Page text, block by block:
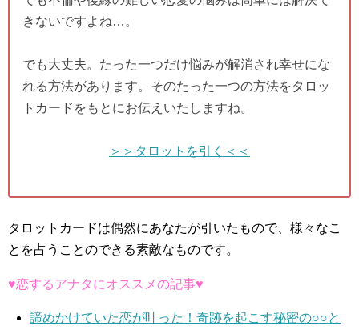
きないですよね…。
でも大丈夫。たった一つだけ悩みが解消され幸せにな
れる方法があります。そのたった一つの方法をタロッ
トカードをもとにお伝えいたしますね。
＞＞タロットを引く＜＜
タロットカードは偶然にあなたが引いたもので、様々なこ
とを占うことのできる素敵なものです。
♥恋するアナタにオススメの記事♥
諦めかけていた恋が叶った！奇跡を起こす秘密の○○と